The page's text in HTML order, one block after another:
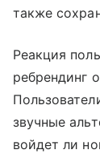
также
Реакция
ребрендинг
звучные
войдет ли